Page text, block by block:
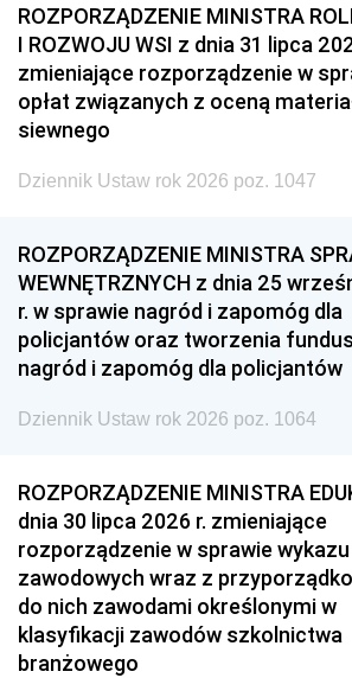
ROZPORZĄDZENIE MINISTRA
I ROZWOJU WSI z dnia 31 lipca
zmieniające rozporządzenie w
opłat związanych z oceną
siewnego
Dziennik Ustaw rok 2026 poz. 1047
ROZPORZĄDZENIE MINISTRA
WEWNĘTRZNYCH z dnia 25
r. w sprawie nagród i zapomóg dla
policjantów oraz tworzenia
nagród i zapomóg dla policjantów
Dziennik Ustaw rok 2026 poz. 1064
ROZPORZĄDZENIE MINISTRA
dnia 30 lipca 2026 r. zmieniające
rozporządzenie w sprawie
zawodowych wraz z
do nich zawodami określonymi w
klasyfikacji zawodów szkolnictwa
branżowego